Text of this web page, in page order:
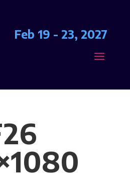
Feb 19 - 23, 2027